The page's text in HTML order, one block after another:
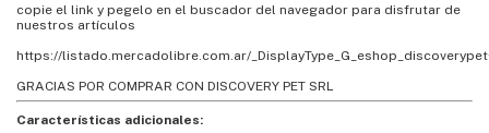
copie el link y pegelo en el buscador del navegador para disfrutar de
nuestros artículos
https://listado.mercadolibre.com.ar/
GRACIAS POR COMPRAR CON DISCOVERY PET SRL
Características adicionales: